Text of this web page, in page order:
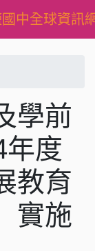
中全球資訊
學前
度
教育
實施